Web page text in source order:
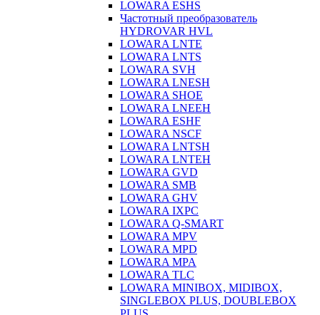
LOWARA ESHS
Частотный преобразователь
HYDROVAR HVL
LOWARA LNTE
LOWARA LNTS
LOWARA SVH
LOWARA LNESH
LOWARA SHOE
LOWARA LNEEH
LOWARA ESHF
LOWARA NSCF
LOWARA LNTSH
LOWARA LNTEH
LOWARA GVD
LOWARA SMB
LOWARA GHV
LOWARA IXPС
LOWARA Q-SMART
LOWARA MPV
LOWARA MPD
LOWARA MPA
LOWARA TLC
LOWARA MINIBOX, MIDIBOX,
SINGLEBOX PLUS, DOUBLEBOX